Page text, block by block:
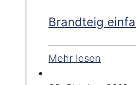
Brandteig
Mehr lesen